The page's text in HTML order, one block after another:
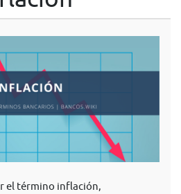
el término inflación,